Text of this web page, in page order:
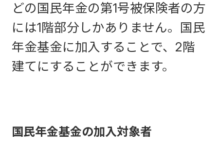
どの国民年金の第1号被保険者の方
には1階部分しかありません。国民
年金基金に加入することで、2階
建てにすることができます。
国民年金基金の加入対象者